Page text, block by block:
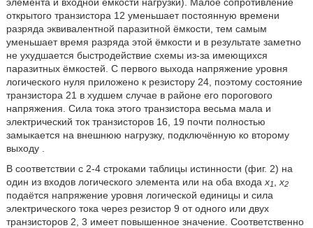
открытого транзистора 12 уменьшает постоянную времени
разряда эквивалентной паразитной ёмкости, тем самым
уменьшает время разряда этой ёмкости и в результате заметно
не ухудшается быстродействие схемы из-за имеющихся
паразитных ёмкостей. С первого выхода напряжение уровня
логического нуля приложено к резистору 24, поэтому состояние
транзистора 21 в худшем случае в районе его порогового
напряжения. Сила тока этого транзистора весьма мала и
электрический ток транзисторов 16, 19 почти полностью
замыкается на внешнюю нагрузку, подключённую ко второму
выходу
В соответствии с 2-4 строками таблицы истинности (фиг. 2) на
один из входов логического элемента или на оба входа x1 x2
подаётся напряжение уровня логической единицы и сила
электрического тока через резистор 9 от одного или двух
транзисторов 2, 3 имеет повышенное значение. Соответственно